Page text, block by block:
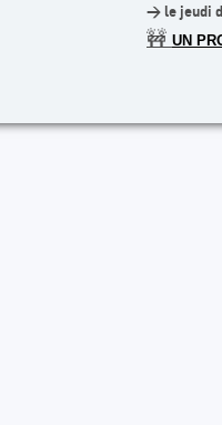
> le jeudi
🚧 UN